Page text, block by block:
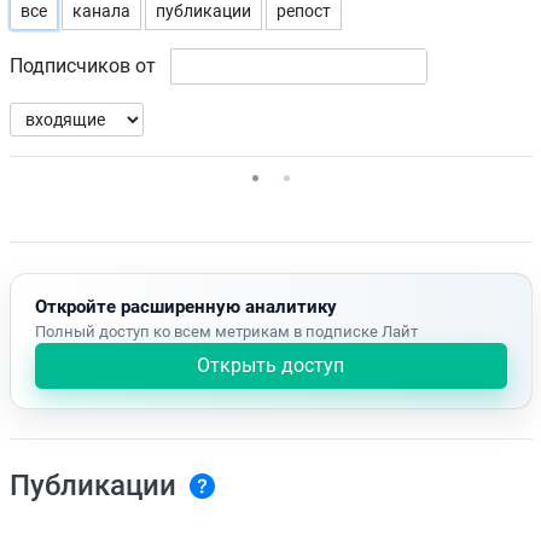
все канала публикации репост
Подписчиков от
Нет доступных упоминаний.
Откройте расширенную аналитику
Полный доступ ко всем метрикам в подписке Лайт
Открыть доступ
Публикации